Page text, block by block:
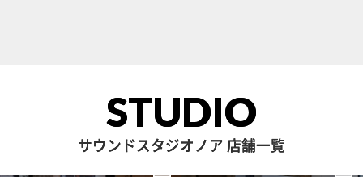
STUDIO
サウンドスタジオノア 店舗一覧